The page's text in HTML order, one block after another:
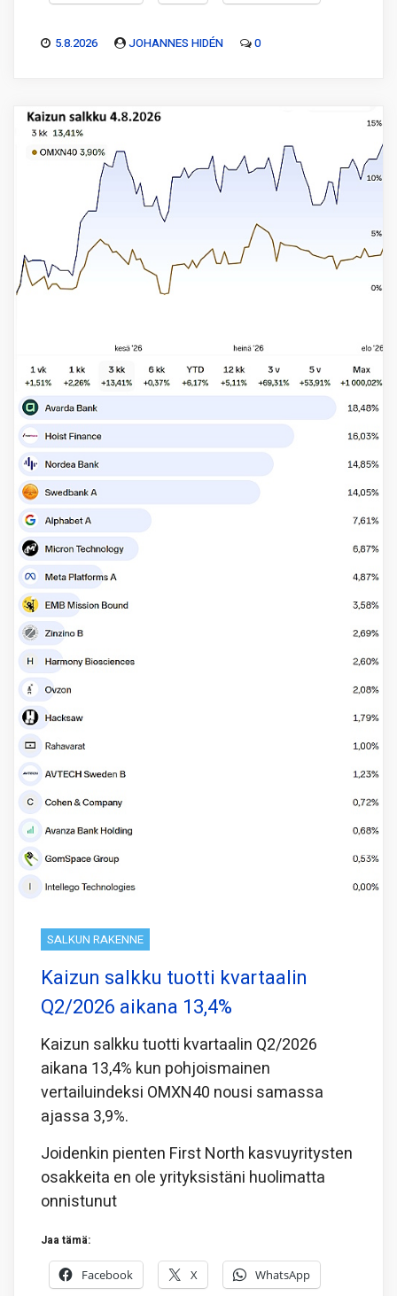
5.8.2026 JOHANNES HIDÉN 0
SALKUN RAKENNE
Kaizun salkku tuotti kvartaalin
Q2/2026 aikana 13,4%
Kaizun salkku tuotti kvartaalin Q2/2026
aikana 13,4% kun pohjoismainen
vertailuindeksi OMXN40 nousi samassa
ajassa 3,9%.
Joidenkin pienten First North kasvuyritysten
osakkeita en ole yrityksistäni huolimatta
onnistunut
Jaa tämä:
Facebook X WhatsApp